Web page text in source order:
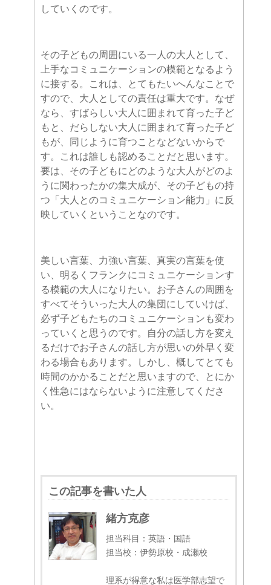
していくのです。
その子どもの周囲にいる一人の大人として、
上手なコミュニケーションの模範となるよう
に接する。これは、とてもたいへんなことで
すので、大人としての責任は重大です。なぜ
なら、すばらしい大人に囲まれて育った子ど
もと、だらしない大人に囲まれて育った子ど
もが、同じように育つことなどないからで
す。これは誰しも認めることだと思います。
要は、その子どもにどのような大人がどのよ
うに関わったかの集大成が、その子どもの持
つ「大人とのコミュニケーション能力」に反
映していくということなのです。
美しい言葉、力強い言葉、真実の言葉を使
い、明るくフランクにコミュニケーションす
る模範の大人になりたい。お子さんの周囲を
すべてそういった大人の集団にしていけば、
必ず子どもたちのコミュニケーションも変わ
っていくと思うのです。自分の話し方を変え
るだけでお子さんの話し方が思いの外早く変
わる場合もあります。しかし、概してとても
時間のかかることだと思いますので、とにか
く性急にはならないように注意してくださ
い。
この記事を書いた人
緒方克彦
担当科目：英語・国語
担当校：伊勢原校・成瀬校
理系が得意な私は医学部志望で